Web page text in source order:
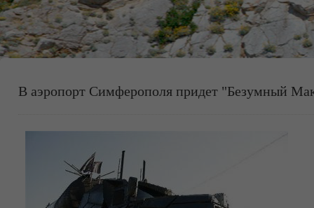
В аэропорт Симферополя придет "Безумный